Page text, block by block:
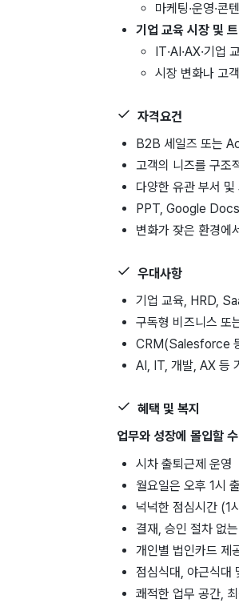
마케팅·운영·콘
기업 교육 시장 및
IT·AI·AX·기업
시장 변화나 고
자격요건
B2B 세일즈 또는
고객의 니즈를 구조
다양한 유관 부서
PPT, Google Docs
변화가 잦은 환경에
우대사항
기업 교육, HRD,
구독형 비즈니스 또
CRM(Salesforce
AI, IT, 개발, AX 등
혜택 및 복지
업무와 성장에 몰입할
시차 출퇴근제 운영
월요일은 오후 1시
넉넉한 점심시간 (1
결재, 승인 절차 없
개인별 법인카드 제
점심식대, 야근식대
쾌적한 업무 공간,